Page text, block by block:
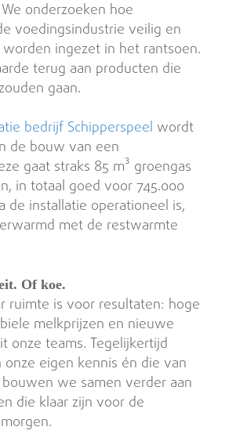
onderzoeken hoe
voedingsindustrie veilig en
ingezet in het rantsoen.
terug aan producten die
gaan.
bedrijf Schipperspeel wordt
de bouw van een
gaat straks 85 m³ groengas
in totaal goed voor 745.000
de installatie operationeel is,
met de restwarmte
Of koe.
ruimte is voor resultaten: hoge
melkprijzen en nieuwe
onze teams. Tegelijkertijd
eigen kennis én die van
we samen verder aan
die klaar zijn voor de